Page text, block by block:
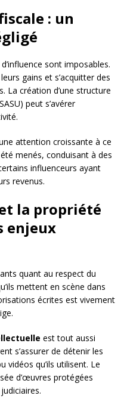
: un
sont imposables.
gains et s’acquitter des
La création d’une structure
peut s’avérer
attention croissante à ce
menés, conduisant à des
influenceurs ayant
revenus.
la propriété
enjeux
quant au respect du
mettent en scène dans
écrites est vivement
est tout aussi
s’assurer de détenir les
vidéos qu’ils utilisent. Le
d’œuvres protégées